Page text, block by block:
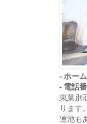
- ホー
- 電話
東莱別
ります
蓮池も